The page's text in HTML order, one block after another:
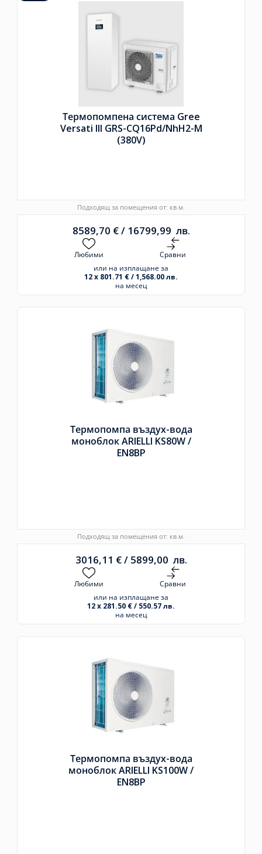
Термопомпена система Gree
Versati III GRS-CQ16Pd/NhH2-M
(380V)
Подходящ за помещения от: кв.м.
8589,70 €/ 16799,99 лв.
Любими
Сравни
или на изплащане за
12 x 801.71 € / 1,568.00 лв.
на месец
Термопомпа въздух-вода
моноблок ARIELLI KS80W /
EN8BP
Подходящ за помещения от: кв.м.
3016,11 €/ 5899,00 лв.
Любими
Сравни
или на изплащане за
12 x 281.50 € / 550.57 лв.
на месец
Термопомпа въздух-вода
моноблок ARIELLI KS100W /
EN8BP